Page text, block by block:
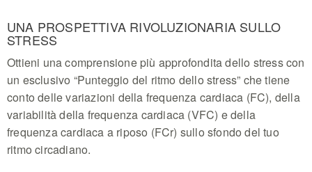
UNA PROSPETTIVA RIVOLUZIONARIA SULLO
STRESS
Ottieni una comprensione più approfondita dello stress con
un esclusivo “Punteggio del ritmo dello stress” che tiene
conto delle variazioni della frequenza cardiaca (FC), della
variabilità della frequenza cardiaca (VFC) e della
frequenza cardiaca a riposo (FCr) sullo sfondo del tuo
ritmo circadiano.